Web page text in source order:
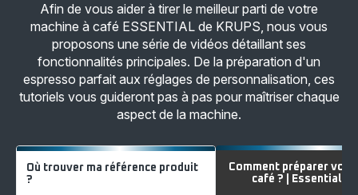
Afin de vous aider à tirer le meilleur parti de votre
machine à café ESSENTIAL de KRUPS, nous vous
proposons une série de vidéos détaillant ses
fonctionnalités principales. De la préparation d'un
espresso parfait aux réglages de personnalisation, ces
tutoriels vous guideront pas à pas pour maîtriser chaque
aspect de la machine.
Où trouver ma référence produit
?
Comment préparer vos
café ? | Essential |